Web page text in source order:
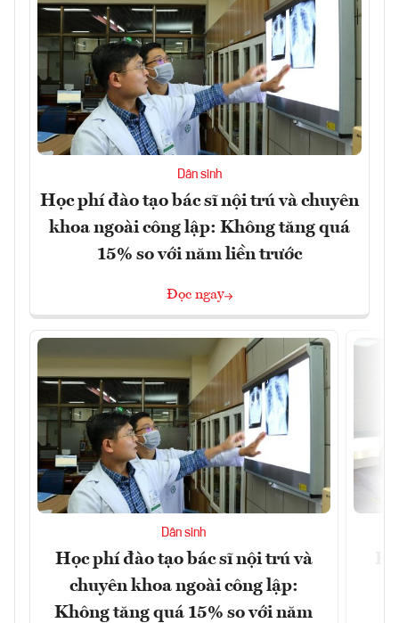
Dân sinh
Học phí đào tạo bác sĩ nội trú và chuyên
khoa ngoài công lập: Không tăng quá
15% so với năm liền trước
Đọc ngay
Dân sinh
Học phí đào tạo bác sĩ nội trú và
chuyên khoa ngoài công lập:
Không tăng quá 15% so với năm